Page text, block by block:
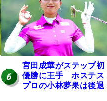
6
宮田成華がステップ初
優勝に王手 ホステス
プロの小林夢果は後退